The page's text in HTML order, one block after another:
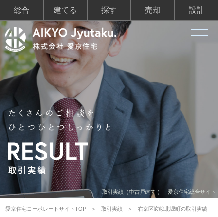
総合 建てる 探す 売却 設計
取引実績（中古戸建て ）｜愛京住宅総合サイト
愛京住宅コーポレートサイトTOP 取引実績 右京区嵯峨北堀町の取引実績